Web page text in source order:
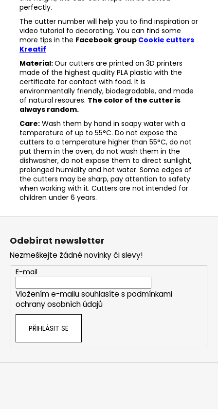
perfectly.
The cutter number will help you to find inspiration or
video tutorial fo decorating. You can find some
more tips in the Facebook group Cookie cutters
Kreatif
Material:Our cutters are printed on 3D printers
made of the highest quality PLA plastic with the
certificate for contact with food. It is
environmentally friendly, biodegradable, and made
of natural resoures. The color of the cutter is
always random.
Care: Wash them by hand in soapy water with a
temperature of up to 55°C. Do not expose the
cutters to a temperature higher than 55°C, do not
put them in the oven, do not wash them in the
dishwasher, do not expose them to direct sunlight,
prolonged humidity and hot water. Some edges of
the cutters may be sharp, pay attention to safety
when working with it. Cutters are not intended for
children under 6 years.
Z
Odebírat newsletter
Nezmeškejte žádné novinky či slevy!
E-mail
Vložením e-mailu souhlasíte s podmínkami
ochrany osobních údajů
PŘIHLÁSIT SE